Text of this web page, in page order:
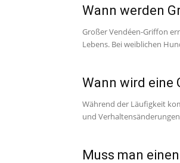
Wann werden
Großer Vendéen-Griffon
Lebens. Bei weiblichen
Wann wird eine
Während der Läufigkeit
und
Muss man